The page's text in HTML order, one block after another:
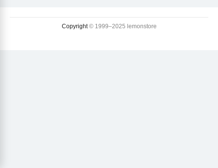
Copyright© 1999–2025 lemonstore